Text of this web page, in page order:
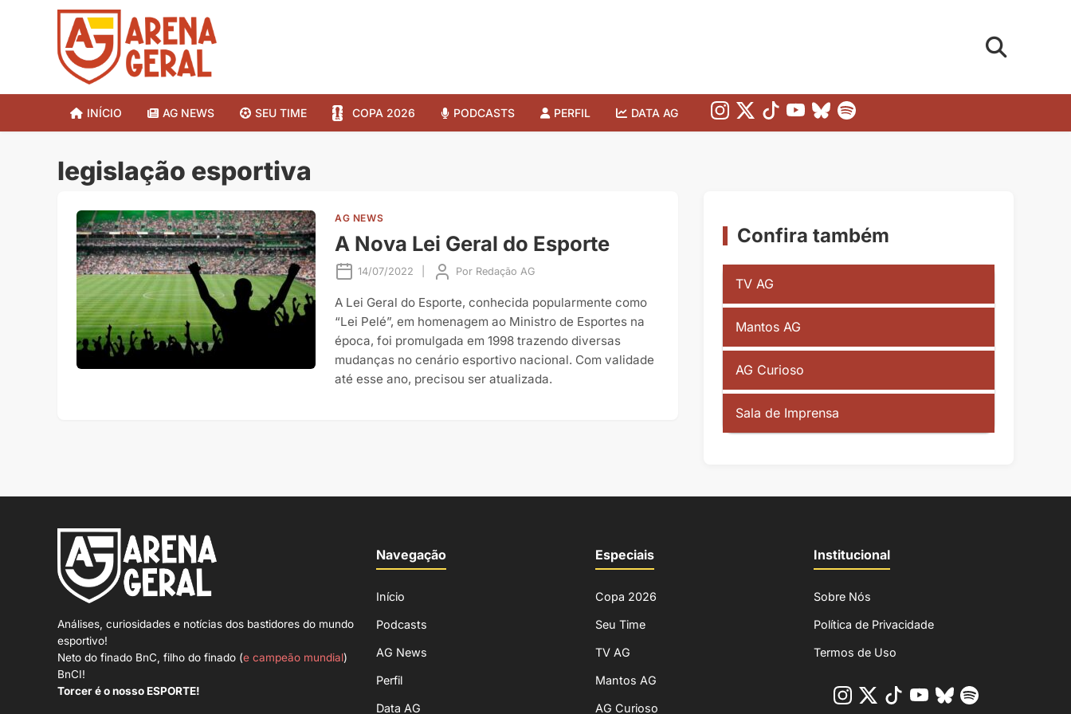
INÍCIO AG NEWS SEU TIME COPA 2026 PODCASTS PERFIL DATA AG
legislação esportiva
AG NEWS
A Nova Lei Geral do Esporte
14/07/2022 Por Redação AG
A Lei Geral do Esporte, conhecida popularmente como
“Lei Pelé”, em homenagem ao Ministro de Esportes na
época, foi promulgada em 1998 trazendo diversas
mudanças no cenário esportivo nacional. Com validade
até esse ano, precisou ser atualizada.
Confira também
TV AG
Mantos AG
AG Curioso
Sala de Imprensa
Análises, curiosidades e notícias dos bastidores do mundo
esportivo!
Neto do finado BnC, filho do finado (e campeão mundial)
BnCI!
Torcer é o nosso ESPORTE!
Navegação
Início
Podcasts
AG News
Perfil
Data AG
Especiais
Copa 2026
Seu Time
TV AG
Mantos AG
AG Curioso
Institucional
Sobre Nós
Política de Privacidade
Termos de Uso